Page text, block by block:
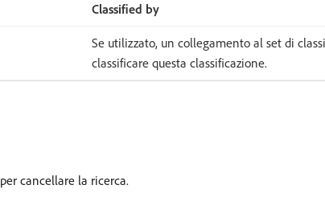
Classified by
Se utilizzato, un collegamento al set di
classificare questa classificazione.
per cancellare la ricerca.